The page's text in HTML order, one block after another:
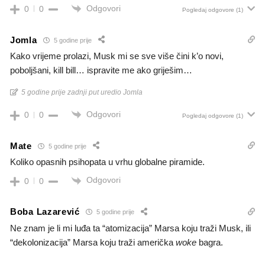
0 0 Odgovori Pogledaj odgovore (1)
Jomla 5 godine prije
Kako vrijeme prolazi, Musk mi se sve više čini k’o novi,
poboljšani, kill bill… ispravite me ako griješim…
5 godine prije zadnji put uredio Jomla
0 0 Odgovori Pogledaj odgovore (1)
Mate 5 godine prije
Koliko opasnih psihopata u vrhu globalne piramide.
0 0 Odgovori
Boba Lazarević 5 godine prije
Ne znam je li mi luđa ta “atomizacija” Marsa koju traži Musk, ili
“dekolonizacija” Marsa koju traži američka woke bagra.